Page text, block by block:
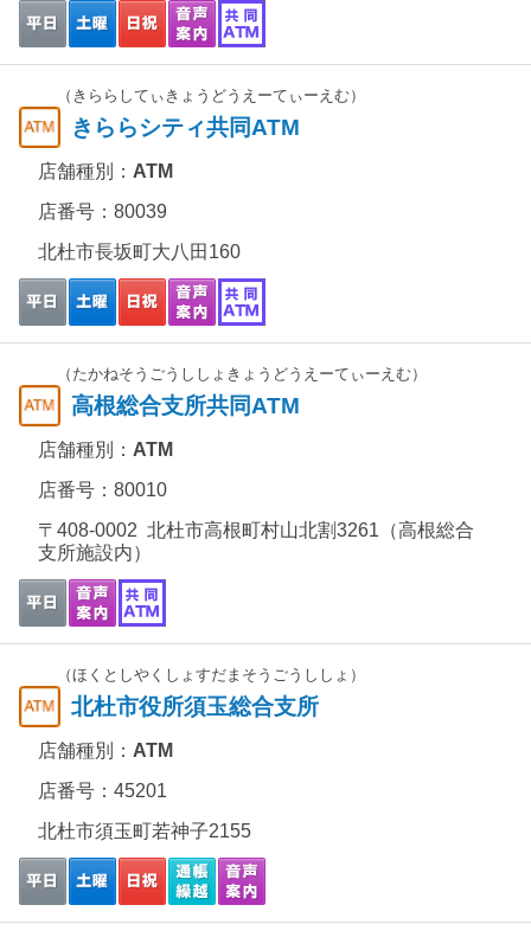
（きららしてぃきょうどうえーてぃーえむ）
きららシティ共同ATM
店舗種別： ATM
店番号：80039
北杜市長坂町大八田160
（たかねそうごうししょきょうどうえーてぃーえむ）
高根総合支所共同ATM
店舗種別： ATM
店番号：80010
〒408-0002 北杜市高根町村山北割3261（高根総合
支所施設内）
（ほくとしやくしょすだまそうごうししょ）
北杜市役所須玉総合支所
店舗種別： ATM
店番号：45201
北杜市須玉町若神子2155